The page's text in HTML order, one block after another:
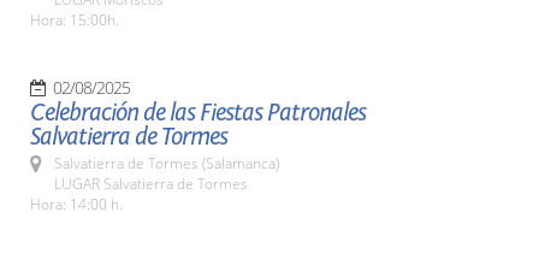
Hora: 15:00h.
02/08/2025
Celebración de las Fiestas Patronales
Salvatierra de Tormes
Salvatierra de Tormes (Salamanca)
LUGAR Salvatierra de Tormes
Hora: 14:00 h.